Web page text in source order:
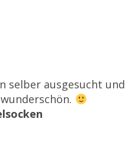
selber ausgesucht und